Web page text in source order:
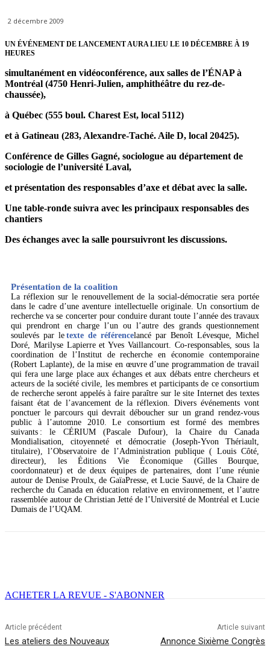
2 décembre 2009
UN ÉVÉNEMENT DE LANCEMENT AURA LIEU LE 10 DÉCEMBRE À 19
HEURES
simultanément en vidéoconférence, aux salles de l’ÉNAP à
Montréal (4750 Henri-Julien, amphithéâtre du rez-de-
chaussée),
à Québec (555 boul. Charest Est, local 5112)
et à Gatineau (283, Alexandre-Taché. Aile D, local 20425).
Conférence de Gilles Gagné, sociologue au département de
sociologie de l’université Laval,
et présentation des responsables d’axe et débat avec la salle.
Une table-ronde suivra avec les principaux responsables des
chantiers
Des échanges avec la salle poursuivront les discussions.
Présentation de la coalition
La réflexion sur le renouvellement de la social-démocratie sera portée
dans le cadre d’une aventure intellectuelle originale. Un consortium de
recherche va se concerter pour conduire durant toute l’année des travaux
qui prendront en charge l’un ou l’autre des grands questionnement
soulevés par le texte de référencelancé par Benoît Lévesque, Michel
Doré, Marilyse Lapierre et Yves Vaillancourt. Co-responsables, sous la
coordination de l’Institut de recherche en économie contemporaine
(Robert Laplante), de la mise en œuvre d’une programmation de travail
qui fera une large place aux échanges et aux débats entre chercheurs et
acteurs de la société civile, les membres et participants de ce consortium
de recherche seront appelés à faire paraître sur le site Internet des textes
faisant état de l’avancement de la réflexion. Divers événements vont
ponctuer le parcours qui devrait déboucher sur un grand rendez-vous
public à l’automne 2010. Le consortium est formé des membres
suivants : le CÉRIUM (Pascale Dufour), la Chaire du Canada
Mondialisation, citoyenneté et démocratie (Joseph-Yvon Thériault,
titulaire), l’Observatoire de l’Administration publique ( Louis Côté,
directeur), les Éditions Vie Économique (Gilles Bourque,
coordonnateur) et de deux équipes de partenaires, dont l’une réunie
autour de Denise Proulx, de GaïaPresse, et Lucie Sauvé, de la Chaire de
recherche du Canada en éducation relative en environnement, et l’autre
rassemblée autour de Christian Jetté de l’Université de Montréal et Lucie
Dumais de l’UQAM.
ACHETER LA REVUE - S'ABONNER
Article précédent
Les ateliers des Nouveaux
Article suivant
Annonce Sixième Congrès